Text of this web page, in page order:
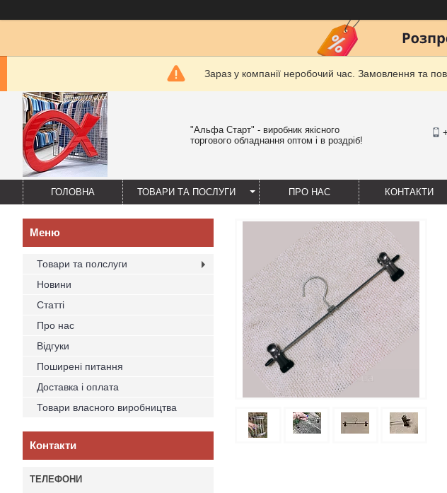
Зараз у компанії неробочий час. Замовлення та
"Альфа Старт" - виробник якісного
торгового обладнання оптом і в роздріб!
ГОЛОВНА ТОВАРИ ТА ПОСЛУГИ ПРО НАС КОНТАКТИ
Товари та полслуги
Новини
Статті
Про нас
Відгуки
Поширені питання
Доставка і оплата
Товари власного виробництва
Контакти